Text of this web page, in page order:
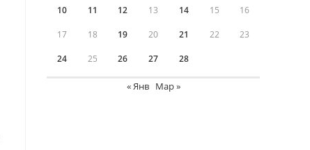
10 11 12 13 14 15 16
17 18 19 20 21 22 23
24 25 26 27 28
« Янв Мар »